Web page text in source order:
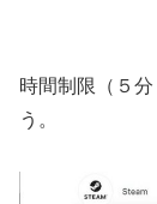
時間制限（５
う。